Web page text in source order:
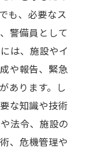
も、必要なス
警備員として
は、施設やイ
や報告、緊急
あります。し
な知識や技術
法令、施設の
、危機管理や